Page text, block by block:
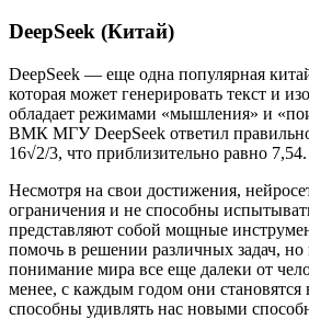
DeepSeek (Китай)
DeepSeek — еще одна популярная
которая может генерировать текст и
обладает режимами «мышления» и
ВМК МГУ DeepSeek ответил
16√2/3, что приблизительно равно 7,54.
Несмотря на свои достижения,
ограничения и не способны
представляют собой мощные
помочь в решении различных задач,
понимание мира все еще далеки от
менее, с каждым годом они
способны удивлять нас новыми